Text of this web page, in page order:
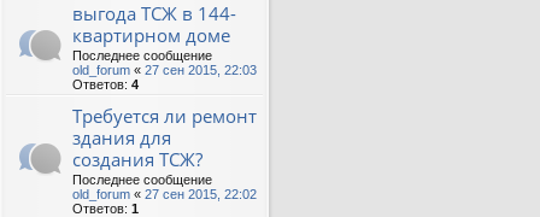
выгода ТСЖ в 144-
квартирном доме
Последнее сообщение
old_forum « 27 сен 2015, 22:03
Ответов: 4
Требуется ли ремонт
здания для
создания ТСЖ?
Последнее сообщение
old_forum « 27 сен 2015, 22:02
Ответов: 1